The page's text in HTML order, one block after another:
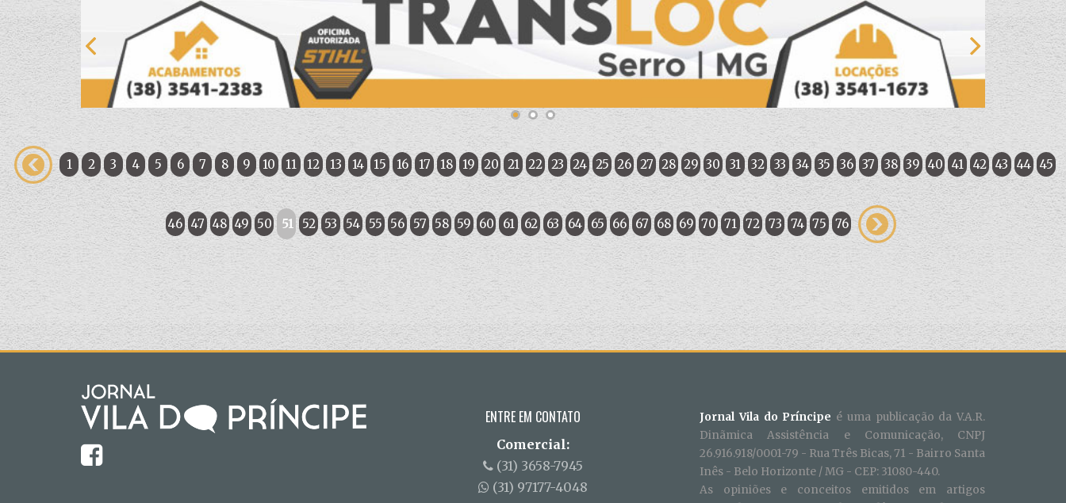
1 2 3 4 5 6 7 8 9 10 11 12 13 14 15 16 17 18 19 20 21 22 23 24 25 26 27 28 29 30 31 32 33 34 35 36 37 38 39 40 41 42 43 44 45
46 47 48 49 50 51 52 53 54 55 56 57 58 59 60 61 62 63 64 65 66 67 68 69 70 71 72 73 74 75 76
ENTRE EM CONTATO
Comercial:
(31) 3658-7945
(31) 97177-4048
Jornal Vila do Príncipe é uma publicação da V.A.R.
Dinãmica Assistência e Comunicação, CNPJ
26.916.918/0001-79 - Rua Três Bicas, 71 - Bairro Santa
Inês - Belo Horizonte / MG - CEP: 31080-440.
As opiniões e conceitos emitidos em artigos